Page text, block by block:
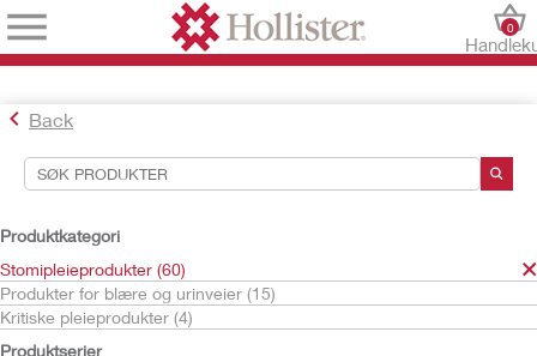
0
Back
Produktkategori
Stomipleieprodukter (60)
Produkter for blære og urinveier (15)
Kritiske pleieprodukter (4)
Produktserier
Søkeverktøy
Dine valg:
Stomipleieprodukter
Todelt system
Ditt valg matchet13resultater
Sorter etter: